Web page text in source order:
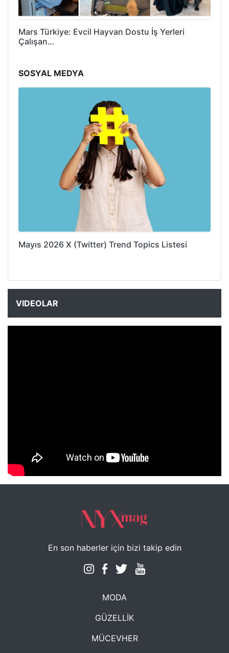
Mars Türkiye: Evcil Hayvan Dostu İş Yerleri
Çalışan…
SOSYAL MEDYA
Mayıs 2026 X (Twitter) Trend Topics Listesi
VIDEOLAR
NYXmag 2. Yaş Kutlama Etkinliği
En son haberler için bizi takip edin
MODA
GÜZELLİK
MÜCEVHER